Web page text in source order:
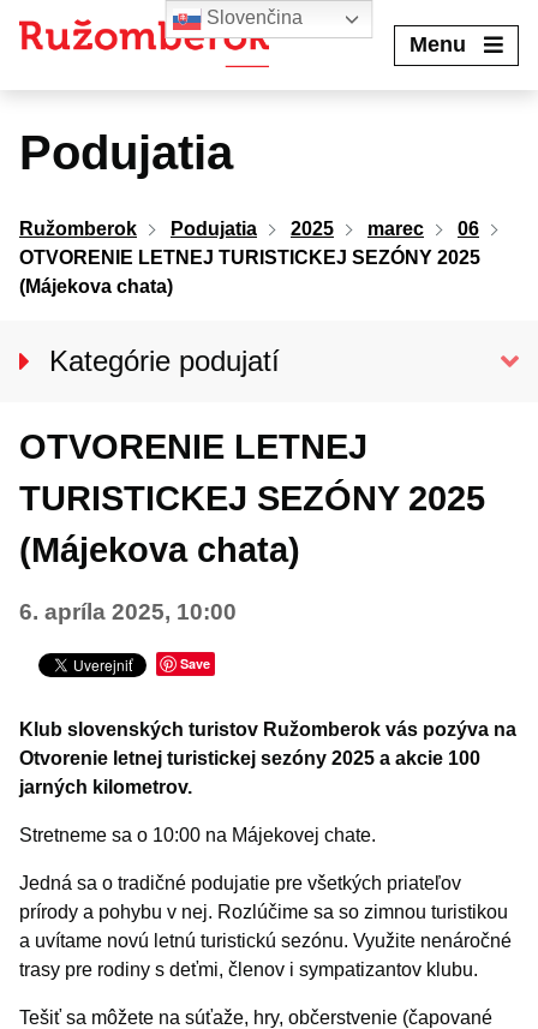
Menu
Podujatia
Ružomberok Podujatia 2025 marec
06
OTVORENIE LETNEJ TURISTICKEJ SEZÓNY 2025
(Májekova chata)
Kategórie podujatí
Kino Kultúra
Divadlo
Šport
TURISTIKA
Výstavy a vernisáže
OTVORENIE LETNEJ
TURISTICKEJ SEZÓNY 2025
(Májekova chata)
6. apríla 2025, 10:00
Save
Klub slovenských turistov Ružomberok vás pozýva na
Otvorenie letnej turistickej sezóny 2025 a akcie 100
jarných kilometrov.
Stretneme sa o 10:00 na Májekovej chate.
Jedná sa o tradičné podujatie pre všetkých priateľov
prírody a pohybu v nej. Rozlúčime sa so zimnou turistikou
a uvítame novú letnú turistickú sezónu. Využite nenáročné
trasy pre rodiny s deťmi, členov i sympatizantov klubu.
Tešiť sa môžete na súťaže, hry, občerstvenie (čapované
Slovenčina